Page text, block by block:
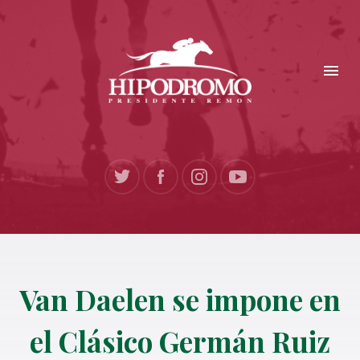
Van Daelen se impone en
el Clásico Germán Ruiz